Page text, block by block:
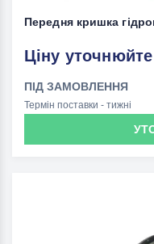
Передня кришка
Ціну уточнюйте
ПІД ЗАМОВЛЕННЯ
Термін поставки - тижні